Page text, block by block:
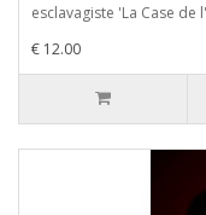
esclavagiste 'La Case de
€ 12.00